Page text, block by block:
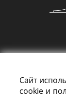
Все
Сайт
cookie и